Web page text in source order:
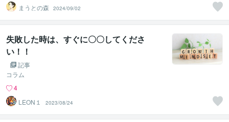
まうとの森
2024/09/02
失敗した時は、すぐに〇〇してくださ
い！！
記事
コラム
4
LEON１
2023/08/24